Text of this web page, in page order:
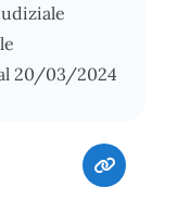
20/03/2024